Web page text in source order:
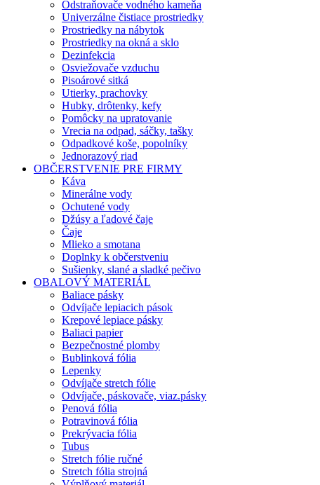
Odstraňovače vodného kameňa
Univerzálne čistiace prostriedky
Prostriedky na nábytok
Prostriedky na okná a sklo
Dezinfekcia
Osviežovače vzduchu
Pisoárové sitká
Utierky, prachovky
Hubky, drôtenky, kefy
Pomôcky na upratovanie
Vrecia na odpad, sáčky, tašky
Odpadkové koše, popolníky
Jednorazový riad
OBČERSTVENIE PRE FIRMY
Káva
Minerálne vody
Ochutené vody
Džúsy a ľadové čaje
Čaje
Mlieko a smotana
Doplnky k občerstveniu
Sušienky, slané a sladké pečivo
OBALOVÝ MATERIÁL
Baliace pásky
Odvíjače lepiacich pások
Krepové lepiace pásky
Baliaci papier
Bezpečnostné plomby
Bublinková fólia
Lepenky
Odvíjače stretch fólie
Odvíjače, páskovače, viaz.pásky
Penová fólia
Potravinová fólia
Prekrývacia fólia
Tubus
Stretch fólie ručné
Stretch fólia strojná